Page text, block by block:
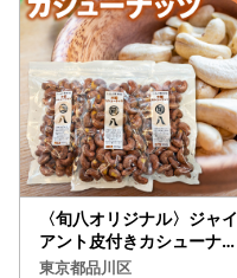
＝＝＝＝＝＝＝＝＝＝＝
〈旬八オリジナル〉ジャイ
アント皮付きカシューナッ
ツ 200g×3pcセット
東京都品川区